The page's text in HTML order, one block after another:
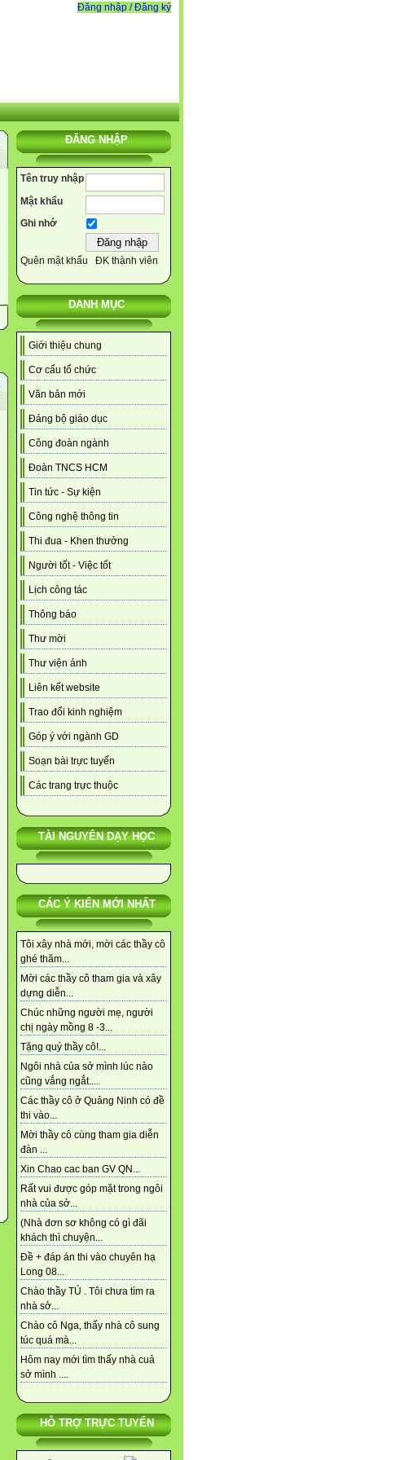
Đăng nhập / Đăng ký
ĐĂNG NHẬP
Tên truy nhập
Mật khẩu
Ghi nhớ
Quên mật khẩu ĐK thành viên
DANH MỤC
Giới thiệu chung
Cơ cấu tổ chức
Văn bản mới
Đảng bộ giáo dục
Công đoàn ngành
Đoàn TNCS HCM
Tin tức - Sự kiện
Công nghệ thông tin
Thi đua - Khen thưởng
Người tốt - Việc tốt
Lịch công tác
Thông báo
Thư mời
Thư viện ảnh
Liên kết website
Trao đổi kinh nghiệm
Góp ý với ngành GD
Soạn bài trực tuyến
Các trang trực thuộc
TÀI NGUYÊN DẠY HỌC
CÁC Ý KIẾN MỚI NHẤT
Tôi xây nhà mới, mời các thầy cô
ghé thăm...
Mời các thầy cô tham gia và xây
dựng diễn...
Chúc những người mẹ, người
chị ngày mồng 8 -3...
Tặng quý thầy cô!...
Ngôi nhà của sở mình lúc nào
cũng vắng ngắt....
Các thầy cô ở Quảng Ninh có đề
thi vào...
Mời thầy cô cùng tham gia diễn
đàn ...
Xin Chao cac ban GV QN...
Rất vui được góp mặt trong ngôi
nhà của sở...
(Nhà đơn sơ không có gì đãi
khách thì chuyện...
Đề + đáp án thi vào chuyên hạ
Long 08...
Chào thầy TÚ . Tôi chưa tìm ra
nhà sở...
Chào cô Nga, thấy nhà cô sung
túc quá mà...
Hôm nay mới tìm thấy nhà cuả
sở mình ....
HỖ TRỢ TRỰC TUYẾN